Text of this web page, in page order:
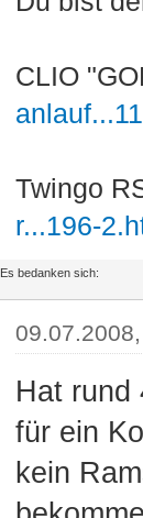
CLIO
Twingo
r...196-
Es bedanken sich:
Hat rund
für ein
kein